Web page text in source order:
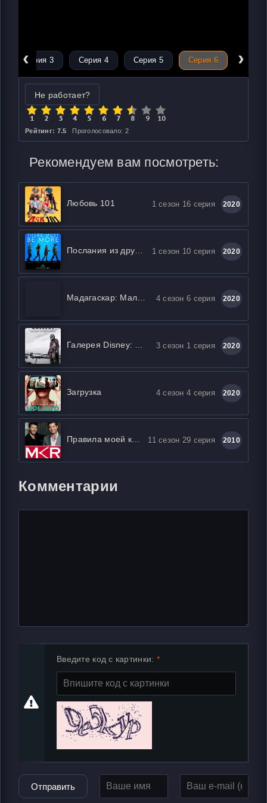
‹
Серия 3 Серия 4 Серия 5 Серия 6 ›
Не работает?
Рейтинг: 7.5 Проголосовало: 2
Рекомендуем вам посмотреть:
Любовь 101 1 сезон 16 серия 2020
1 сезон 10 серия 2020
4 сезон 6 серия 2020
3 сезон 1 серия 2020
Загрузка 4 сезон 4 серия 2020
Правила моей кухни 11 сезон 29 серия 2010
Комментарии
Введите код с картинки:
Отправить